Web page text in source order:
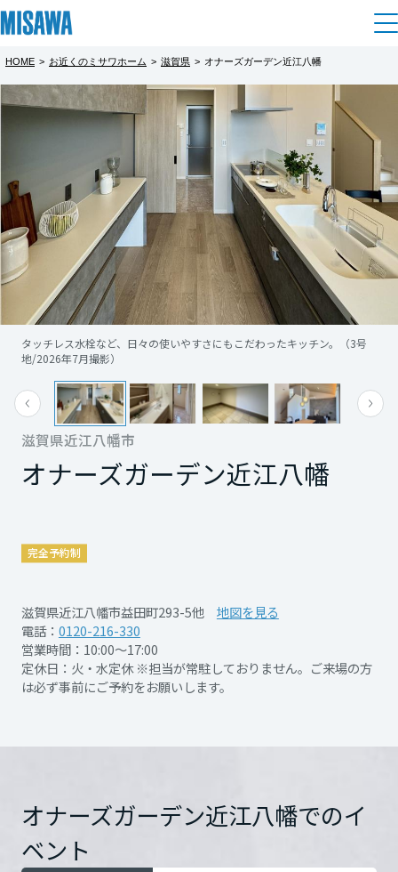
住まい
建てる [注文住宅]
商品ラインアップ
デザイン
テクノロジー（住まいの性能）
建築事例・建築実例
デザイナーズギャラリー
インテリア
住まいづくりガイド
買う
分譲住宅（建売・土地）検索
スムストック検索
分譲マンション検索
土地活用
個人のお客さま
賃貸住宅
賃貸併用住宅
店舗・各種施設
土地活用モデルルーム見学
土地活用実例
法人のお客さま
社宅建築
医療・介護・子育て・障がい福祉施設
これから土地活用・賃貸経営をご検討の方
リフォーム
戸建て・マンション
ミサワリフォームとは
リフォームの流れ
リフォームメニュー
リフォーム事例
事業用
事業用リノベーション
リフォーム営業所
ホームラウンジ リフォーム
まちづくり
複合開発・投資開発
複合開発事業（ASMACI-アスマチ-）
再開発・官民連携事業
分譲マンション開発事業
収益不動産・投資開発事業
事業用地・事業用建物
分譲用地
のまちづくりを実現していきます。
ミサワゼネラルソリューション
オーナーサポート
サポートメニュー
住まいるりんぐ（ロングサポート）
保証制度
ミサワリフォーム
ご相談窓口
お客様センター
ームを結ぶコミュニケーションサイト。お得・便利・安心なコンテン
ツや、ミサワホームからの大切なお知らせなど配信しています。
ミサワオーナーズクラブ
業・IR情報
企業・IR
ニュース
ミサワホームグループ
IR情報
SDGs
環境活動
採用情報
新卒者採用
中途採用
展示場・イベント情報
カタログ請求
住まいのご相談
HOME > お近くのミサワホーム > 滋賀県 > オナーズガーデン近江八幡
滋賀県近江八幡市
オナーズガーデン近江八幡
完全予約制
滋賀県近江八幡市益田町293-5他
地図を見る
電話： 0120-216-330
営業時間：10:00～17:00
定休日：火・水定休 ※担当が常駐しておりません。ご来場の方
は必ず事前にご予約をお願いします。
タッチレス水栓など、日々の使いやすさにもこだわったキッチン。（3号
地/2026年7月撮影）
オナーズガーデン近江八幡でのイ
ベント
都道府県を選択
北海道
青森県
岩手県
宮城県
福島県
栃木県
オナーズガーデン近江八幡 ご見学予約
【建売住宅分譲中】
災害に強い「ミサワホームの技術」を、リア
ルな暮らしがイメージできる等身大の建物で
ご体感ください！
※現地に係員は常駐しておりません。
恐れ入りますが、事前にご予約の上、ご来
場いただけますようお願いいたします。
もっと見る
開催日時 随時ご予約受付中
詳細を見る
住所
滋賀県近江八幡市益田町
293-5他Google Map